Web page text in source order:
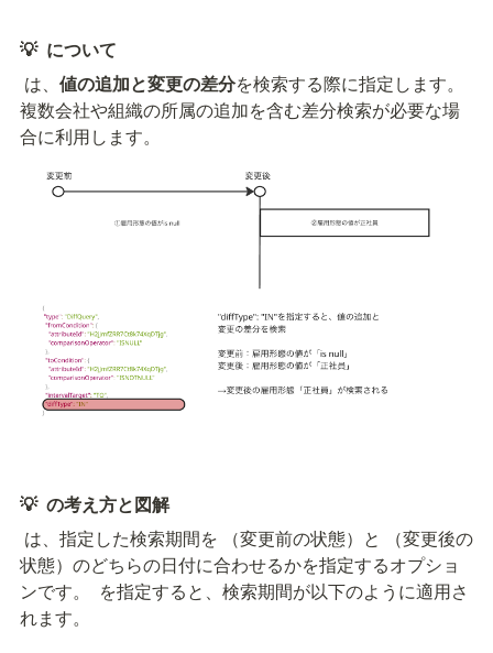
💡 について
は、 値の追加と変更の差分を検索する際に指定します。
複数会社や組織の所属の追加を含む差分検索が必要な場
合に利用します。
💡 の考え方と図解
は、指定した検索期間を
（変更前の状態）と
（変更後の
状態）のどちらの日付に合わせるかを指定するオプショ
ンです。
を指定すると、検索期間が以下のように適用さ
れます。